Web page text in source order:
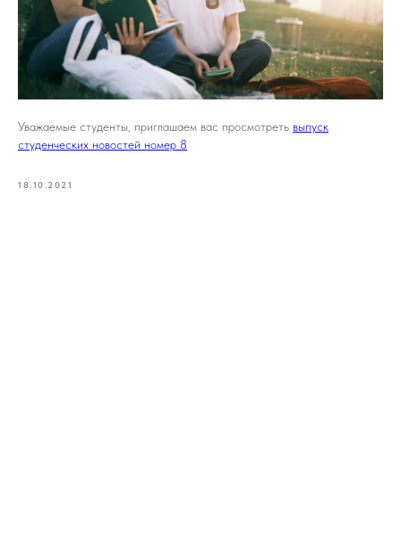
Уважаемые студенты, приглашаем вас просмотреть выпуск
студенческих новостей номер 8
18.10.2021